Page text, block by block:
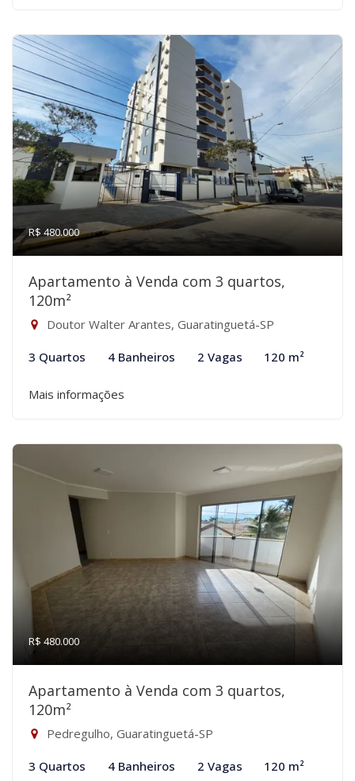
R$ 480.000
Apartamento à Venda com 3 quartos,
120m²
Doutor Walter Arantes, Guaratinguetá-SP
3 Quartos 4 Banheiros 2 Vagas 120 m²
Mais informações
R$ 480.000
Apartamento à Venda com 3 quartos,
120m²
Pedregulho, Guaratinguetá-SP
3 Quartos 4 Banheiros 2 Vagas 120 m²